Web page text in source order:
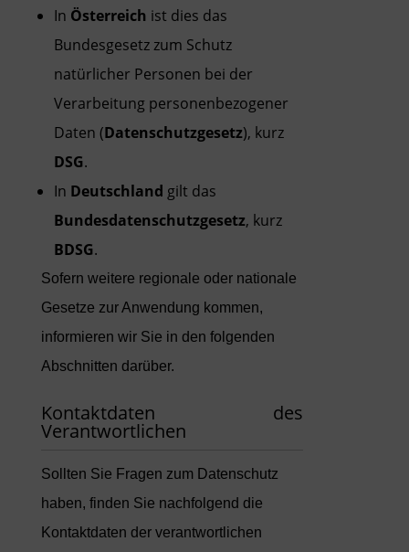
In Österreich ist dies das
Bundesgesetz zum Schutz
natürlicher Personen bei der
Verarbeitung personenbezogener
Daten (Datenschutzgesetz), kurz
DSG.
In Deutschland gilt das
Bundesdatenschutzgesetz, kurz
BDSG.
Sofern weitere regionale oder nationale
Gesetze zur Anwendung kommen,
informieren wir Sie in den folgenden
Abschnitten darüber.
Kontaktdaten des
Verantwortlichen
Sollten Sie Fragen zum Datenschutz
haben, finden Sie nachfolgend die
Kontaktdaten der verantwortlichen